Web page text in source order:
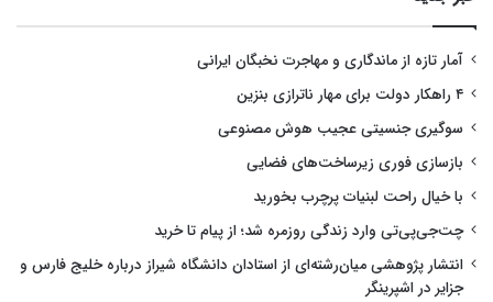
آمار تازه از ماندگاری و مهاجرت نخبگان ایرانی
۴ راهکار دولت برای مهار ناترازی بنزین
سوگیری جنسیتی عجیب هوش مصنوعی
بازسازی فوری زیرساخت‌های فضایی
با خیال راحت لبنیات پرچرب بخورید
چت‌جی‌پی‌تی وارد زندگی روزمره شد؛ از پیام تا خرید
انتشار پژوهشی میان‌رشته‌ای از استادان دانشگاه شیراز درباره خلیج فارس و
جزایر در اشپرینگر